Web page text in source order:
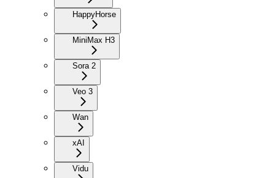
HappyHorse
MiniMax H3
Sora 2
Veo 3
Wan
xAI
Vidu